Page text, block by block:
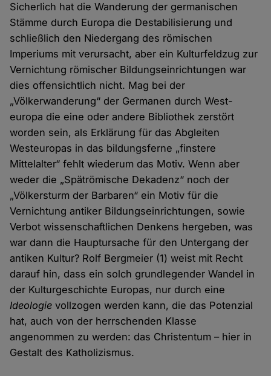
Sicherlich hat die Wanderung der germanischen
Stämme durch Europa die Destabi­li­sierung und
schließlich den Niedergang des römischen
Imperiums mit verursacht, aber ein Kultur­­feldzug zur
Vernichtung römischer Bildungs­­einrichtungen war
dies offen­sichtlich nicht. Mag bei der
„Völkerwanderung“ der Germanen durch West­
europa die eine oder andere Bibliothek zerstört
worden sein, als Erklärung für das Abgleiten
Westeuropas in das bildungsferne „finstere
Mittelalter“ fehlt wiederum das Motiv. Wenn aber
weder die „Spätrömische Dekadenz“ noch der
„Völkersturm der Barbaren“ ein Motiv für die
Vernichtung antiker Bildungs­­einrichtungen, sowie
Verbot wissen­­schaftlichen Denkens hergeben, was
war dann die Haupt­ursache für den Untergang der
antiken Kultur? Rolf Bergmeier (1) weist mit Recht
darauf hin, dass ein solch grundlegender Wandel in
der Kultur­geschichte Europas, nur durch eine
Ideologie vollzogen werden kann, die das Potenzial
hat, auch von der herrschenden Klasse
angenommen zu werden: das Christentum – hier in
Gestalt des Katholizismus.